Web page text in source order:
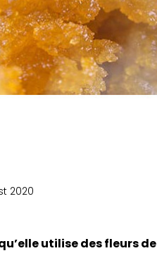
2020
utilise des fleurs